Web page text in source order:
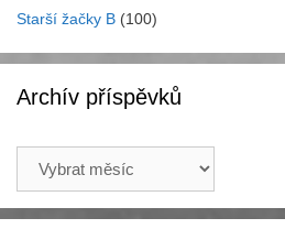
Starší žačky B (100)
Archív příspěvků
příspěvků